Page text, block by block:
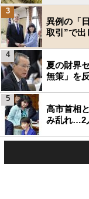
異例の「
取引”で出
3
夏の財界
無策」を
4
高市首相
み乱れ…2
5